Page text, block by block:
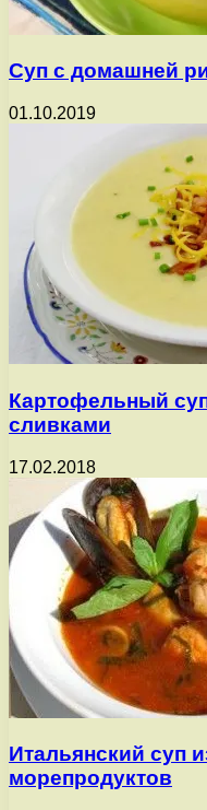
Суп с домашней
01.10.2019
Картофельный
сливками
17.02.2018
Итальянский суп
морепродуктов